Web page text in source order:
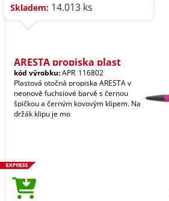
Skladem: 14.013 ks
ARESTA propiska plast
kód výrobku:APR_116802
Plastová otočná propiska ARESTA v
neonově fuchsiové barvě s černou
špičkou a černým kovovým klipem. Na
držák klipu je mo